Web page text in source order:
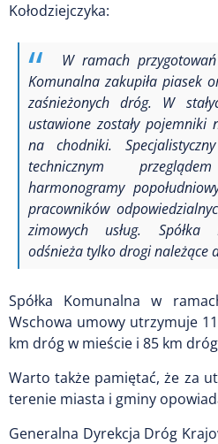
Kołodziejczyka:
W ramach
Komunalna zakupiła piasek
zaśnieżonych dróg. W
ustawione zostały pojemniki
na chodniki.
technicznym
harmonogramy
pracowników
zimowych usług. Spółka
odśnieża tylko drogi należące
Spółka Komunalna w
Wschowa umowy utrzymuje
km dróg w mieście i 85 km
Warto także pamiętać, że za
terenie miasta i gminy
Generalna Dyrekcja Dróg